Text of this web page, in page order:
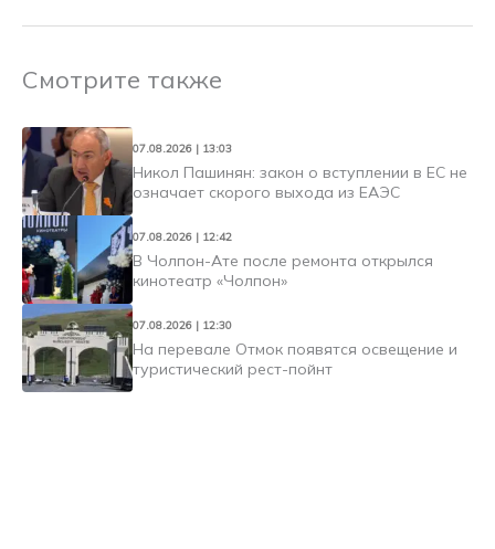
Смотрите также
07.08.2026 | 13:03
Никол Пашинян: закон о вступлении в ЕС не
означает скорого выхода из ЕАЭС
07.08.2026 | 12:42
В Чолпон-Ате после ремонта открылся
кинотеатр «Чолпон»
07.08.2026 | 12:30
На перевале Отмок появятся освещение и
туристический рест-пойнт